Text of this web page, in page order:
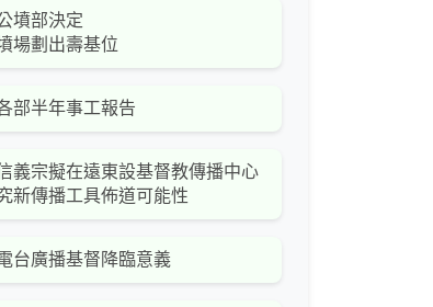
墳部決定
場劃出壽基位
部半年事工報告
義宗擬在遠東設基督教傳播中心
新傳播工具佈道可能性
台廣播基督降臨意義